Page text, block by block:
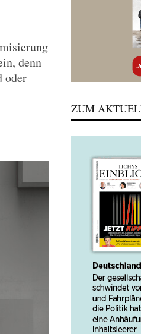
denn
oder
ZUM